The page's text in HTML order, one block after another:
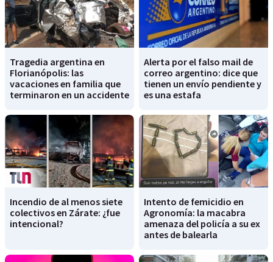
Tragedia argentina en
Florianópolis: las
vacaciones en familia que
terminaron en un accidente
Alerta por el falso mail de
correo argentino: dice que
tienen un envío pendiente y
es una estafa
Incendio de al menos siete
colectivos en Zárate: ¿fue
intencional?
Intento de femicidio en
Agronomía: la macabra
amenaza del policía a su ex
antes de balearla